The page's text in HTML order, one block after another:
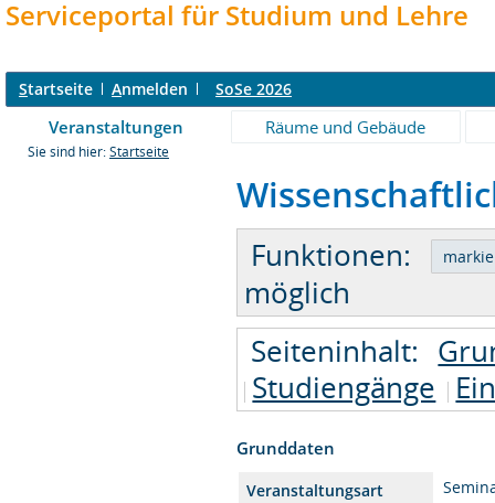
Serviceportal für Studium und Lehre
Startseite Anmelden SoSe 2026
Veranstaltungen Räume und Gebäude
Sie sind hier: Startseite
Funktionen:
möglich
Seiteninhalt:
Studiengänge
Grunddaten
Veranstaltungsart